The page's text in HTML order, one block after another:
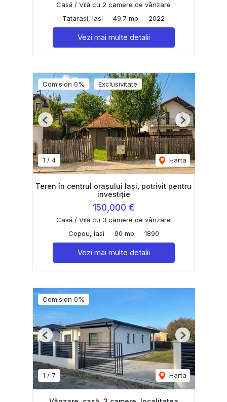
Casă / Vilă cu 2 camere de vânzare
Tatarasi, Iasi
49.7 mp 2022
Vezi mai multe detalii
Comision 0% Exclusivitate
1 / 4 Harta
Previous Next
Teren în centrul orașului Iași, potrivit pentru
investiție
150,000 €
Casă / Vilă cu 3 camere de vânzare
Copou, Iasi
90 mp 1890
Vezi mai multe detalii
Comision 0%
1 / 7 Harta
Previous Next